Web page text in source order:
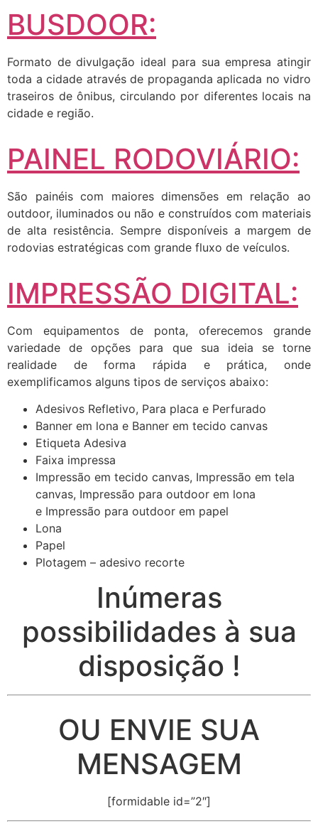
BUSDOOR:
Formato de divulgação ideal para sua empresa atingir
toda a cidade através de propaganda aplicada no vidro
traseiros de ônibus, circulando por diferentes locais na
cidade e região.
PAINEL RODOVIÁRIO:
São painéis com maiores dimensões em relação ao
outdoor, iluminados ou não e construídos com materiais
de alta resistência. Sempre disponíveis a margem de
rodovias estratégicas com grande fluxo de veículos.
IMPRESSÃO DIGITAL:
Com equipamentos de ponta, oferecemos grande
variedade de opções para que sua ideia se torne
realidade de forma rápida e prática, onde
exemplificamos alguns tipos de serviços abaixo:
Adesivos Refletivo, Para placa e Perfurado
Banner em lona e Banner em tecido canvas
Etiqueta Adesiva
Faixa impressa
Impressão em tecido canvas, Impressão em tela
canvas, Impressão para outdoor em lona
e Impressão para outdoor em papel
Lona
Papel
Plotagem – adesivo recorte
Inúmeras
possibilidades à sua
disposição !
OU ENVIE SUA
MENSAGEM
[formidable id=”2″]